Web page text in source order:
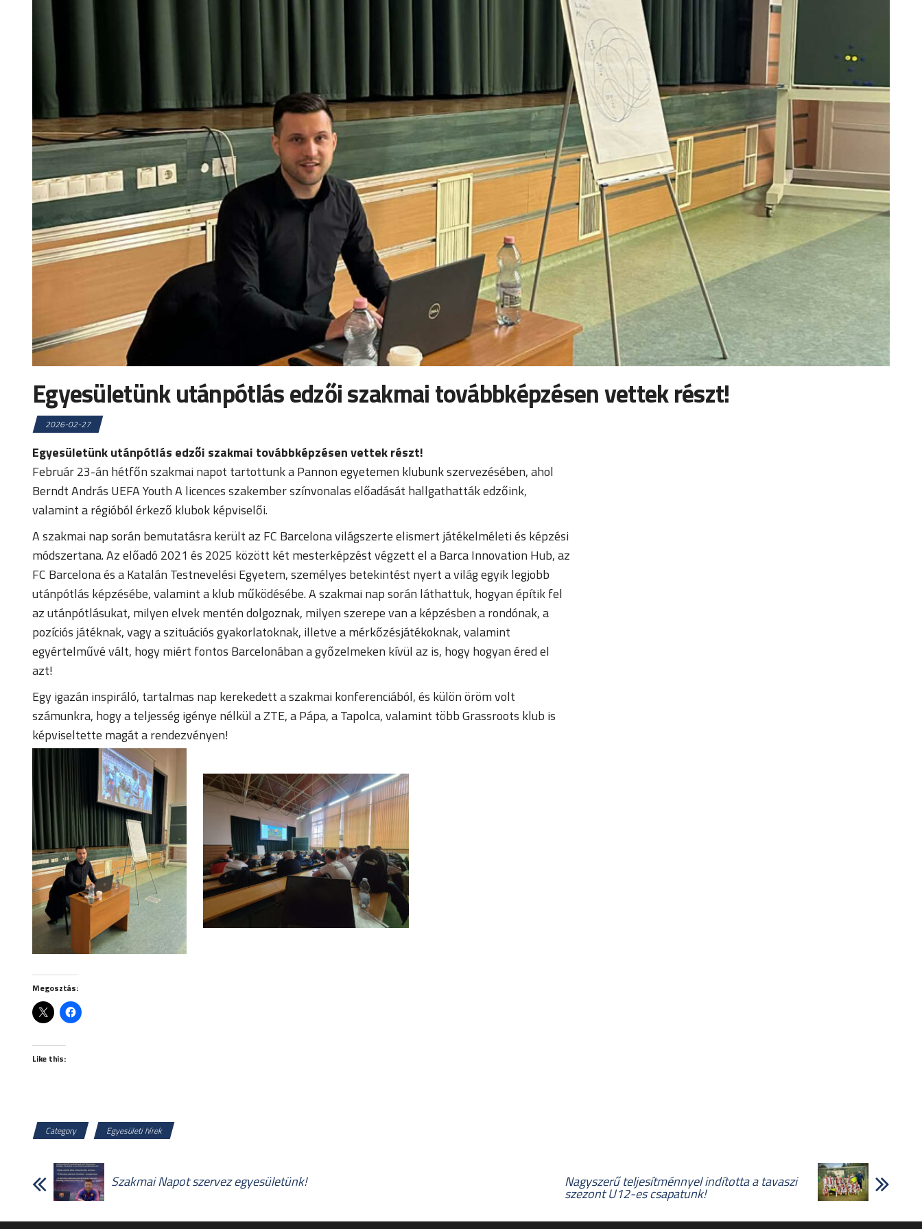
Egyesületünk utánpótlás edzői szakmai továbbképzésen vettek részt!
2026-02-27
Egyesületünk utánpótlás edzői szakmai továbbképzésen vettek részt!
Február 23-án hétfőn szakmai napot tartottunk a Pannon egyetemen klubunk szervezésében, ahol
Berndt András UEFA Youth A licences szakember színvonalas előadását hallgathatták edzőink,
valamint a régióból érkező klubok képviselői.
A szakmai nap során bemutatásra került az FC Barcelona világszerte elismert játékelméleti és képzési
módszertana. Az előadó 2021 és 2025 között két mesterképzést végzett el a Barca Innovation Hub, az
FC Barcelona és a Katalán Testnevelési Egyetem, személyes betekintést nyert a világ egyik legjobb
utánpótlás képzésébe, valamint a klub működésébe. A szakmai nap során láthattuk, hogyan építik fel
az utánpótlásukat, milyen elvek mentén dolgoznak, milyen szerepe van a képzésben a rondónak, a
pozíciós játéknak, vagy a szituációs gyakorlatoknak, illetve a mérkőzésjátékoknak, valamint
egyértelművé vált, hogy miért fontos Barcelonában a győzelmeken kívül az is, hogy hogyan éred el
azt!
Egy igazán inspiráló, tartalmas nap kerekedett a szakmai konferenciából, és külön öröm volt
számunkra, hogy a teljesség igénye nélkül a ZTE, a Pápa, a Tapolca, valamint több Grassroots klub is
képviseltette magát a rendezvényen!
Megosztás:
Like this:
Category Egyesületi hírek
Szakmai Napot szervez egyesületünk! Nagyszerű teljesítménnyel indította a tavaszi
szezont U12-es csapatunk!